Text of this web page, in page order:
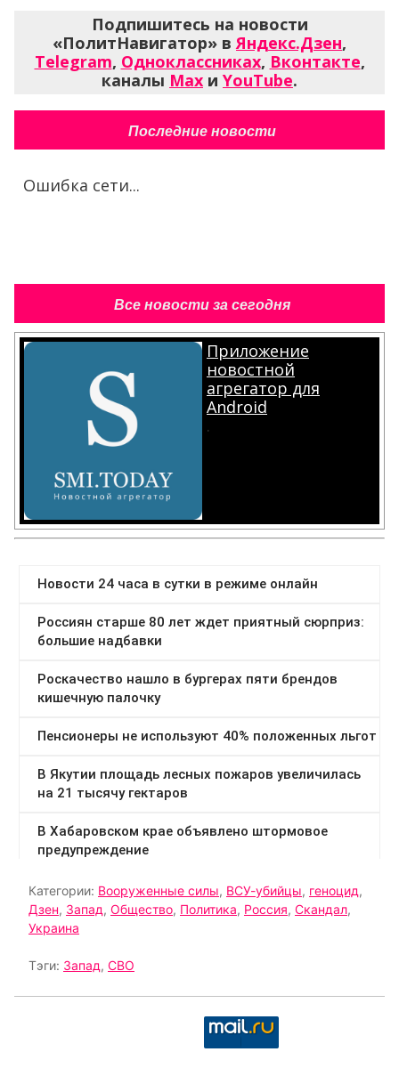
Подпишитесь на новости
«ПолитНавигатор» вЯндекс.Дзен,
Telegram, Одноклассниках, Вконтакте,
каналы Max и YouTube.
Последние новости
Ошибка сети...
Все новости за сегодня
Приложение
новостной
агрегатор для
Android
.
Категории: Вооруженные силы, ВСУ-убийцы, геноцид,
Дзен, Запад, Общество, Политика, Россия, Скандал,
Украина
Тэги: Запад, СВО